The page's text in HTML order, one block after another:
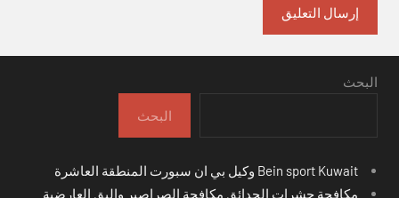
البحث
البحث
مكافحة حشرات الحدائق مكافحة الصراصير والبق العارضية